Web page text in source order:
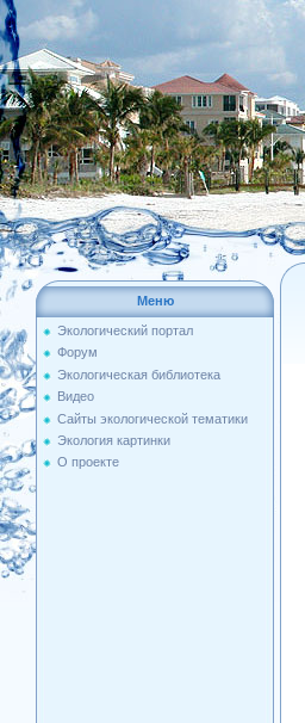
Меню
Экологический портал
Форум
Экологическая библиотека
Видео
Сайты экологической тематики
Экология картинки
О проекте